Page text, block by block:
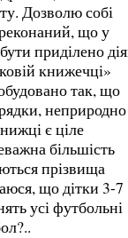
Дозволю собі
що у
приділено
книжечці»
так, що
неприродно
є ціле
більшість
прізвища
що дітки 3-7
усі футбольні